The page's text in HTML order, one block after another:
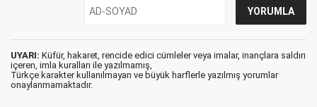
UYARI: Küfür, hakaret, rencide edici cümleler veya imalar, inançlara saldırı
içeren, imla kuralları ile yazılmamış,
Türkçe karakter kullanılmayan ve büyük harflerle yazılmış yorumlar
onaylanmamaktadır.